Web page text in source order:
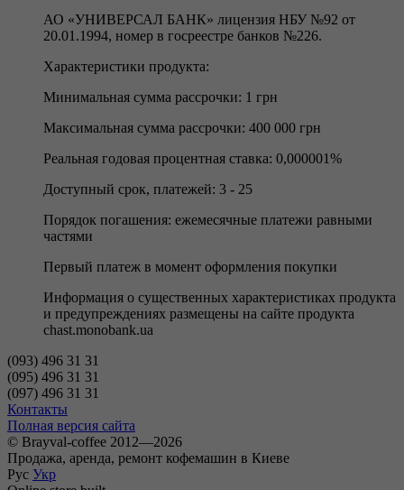
АО «УНИВЕРСАЛ БАНК» лицензия НБУ №92 от
20.01.1994, номер в госреестре банков №226.
Характеристики продукта:
Минимальная сумма рассрочки: 1 грн
Максимальная сумма рассрочки: 400 000 грн
Реальная годовая процентная ставка: 0,000001%
Доступный срок, платежей: 3 - 25
Порядок погашения: ежемесячные платежи равными
частями
Первый платеж в момент оформления покупки
Информация о существенных характеристиках продукта
и предупреждениях размещены на сайте продукта
chast.monobank.ua
(093) 496 31 31
(095) 496 31 31
(097) 496 31 31
Контакты
Полная версия сайта
© Brayval-coffee 2012—2026
Продажа, аренда, ремонт кофемашин в Киеве
Рус Укр